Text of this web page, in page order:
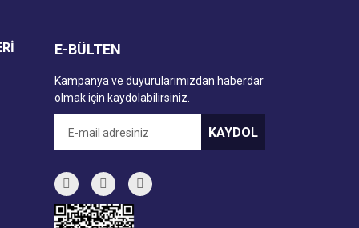
E-BÜLTEN
Kampanya ve duyurularımızdan haberdar
olmak için kaydolabilirsiniz.
KAYDOL